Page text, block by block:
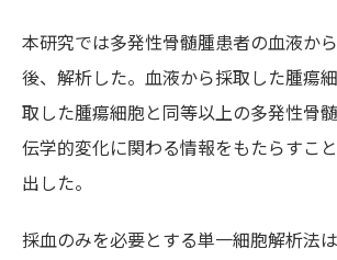
本研究では多発性骨髄腫患者の血液か
後、解析した。血液から採取した腫瘍
取した腫瘍細胞と同等以上の多発性骨
伝学的変化に関わる情報をもたらすこ
出した。
採血のみを必要とする単一細胞解析法